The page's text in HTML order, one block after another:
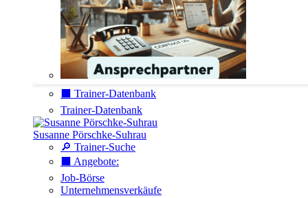
⬛️ Trainer-Datenbank
Trainer-Datenbank
Susanne Pörschke-Suhrau
🔎 Trainer-Suche
⬛️ Angebote:
Job-Börse
Unternehmensverkäufe